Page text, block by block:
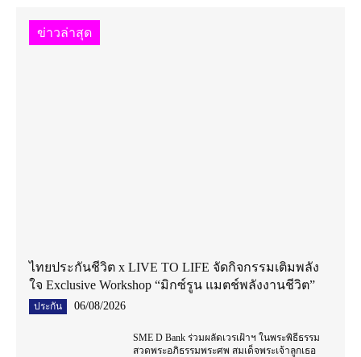
ข่าวล่าสุด
ไทยประกันชีวิต x LIVE TO LIFE จัดกิจกรรมเติมพลัง
ใจ Exclusive Workshop “มิกซ์รูน แมตช์พลังงานชีวิต”
ประกัน 06/08/2026
SME D Bank ร่วมผลัดเวรเฝ้าฯ ในพระพิธีธรรม
สวดพระอภิธรรมพระศพ สมเด็จพระเจ้าลูกเธอ